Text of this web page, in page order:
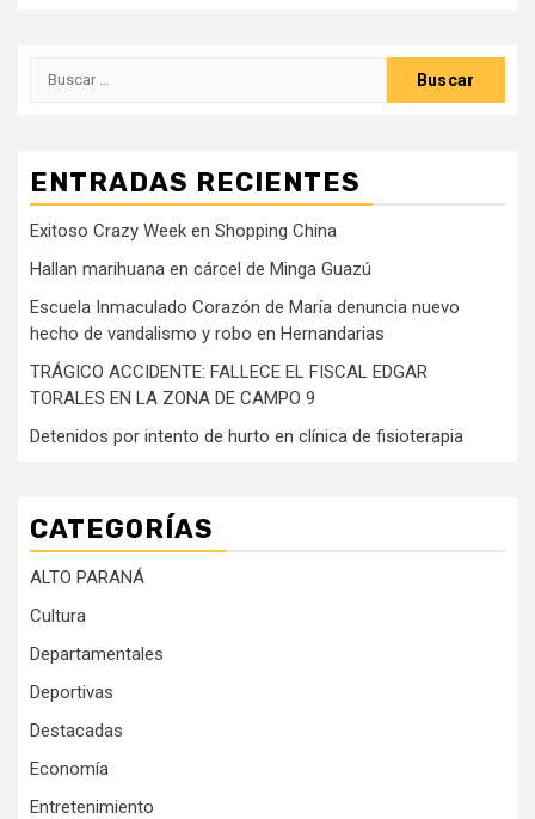
Buscar:
ENTRADAS RECIENTES
Exitoso Crazy Week en Shopping China
Hallan marihuana en cárcel de Minga Guazú
Escuela Inmaculado Corazón de María denuncia nuevo
hecho de vandalismo y robo en Hernandarias
TRÁGICO ACCIDENTE: FALLECE EL FISCAL EDGAR
TORALES EN LA ZONA DE CAMPO 9
Detenidos por intento de hurto en clínica de fisioterapia
CATEGORÍAS
ALTO PARANÁ
Cultura
Departamentales
Deportivas
Destacadas
Economía
Entretenimiento